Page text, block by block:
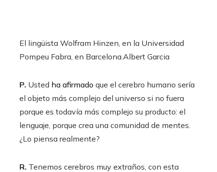
El lingüista Wolfram Hinzen, en la Universidad
Pompeu Fabra, en Barcelona. Albert Garcia
P. Usted ha afirmado que el cerebro humano sería
el objeto más complejo del universo si no fuera
porque es todavía más complejo su producto: el
lenguaje, porque crea una comunidad de mentes.
¿Lo piensa realmente?
R. Tenemos cerebros muy extraños, con esta